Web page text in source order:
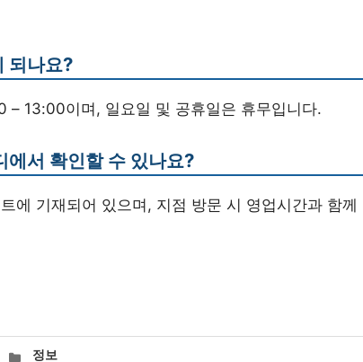
되나요?
13:00이며, 일요일 및 공휴일은 휴무입니다.
서 확인할 수 있나요?
에 기재되어 있으며, 지점 방문 시 영업시간과 함께
카정보